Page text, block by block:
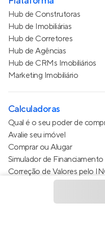
Hub de Construtoras
Hub de Imobiliárias
Hub de Corretores
Hub de Agências
Hub de CRMs Imobiliários
Marketing Imobiliário
Calculadoras
Qual é o seu poder de
Avalie seu imóvel
Comprar ou Alugar
Simulador de
Correção de Valores pelo
Estimativa de valor do